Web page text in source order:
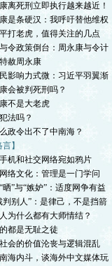
离死刑立即执行越来越近！
是条硬汉：我呼吁替他维权
打老虎，值得关注的几点
令政策倒台：周永康与令计
赦周永康
影响力式微：习近平羽翼渐
会被判死刑吗？
不是大老虎
法吗？
政令出不了中南海？
言】
机和社交网络宛如鸦片
络文化：管理是一门学问
晒”与“嫉妒”：适度网争有益
判别人”：是律己，不是挡箭
为什么都有大师情结？
都是无耻之徒
会的价值沦丧与逻辑混乱
海内斗，谈海外中文媒体玩